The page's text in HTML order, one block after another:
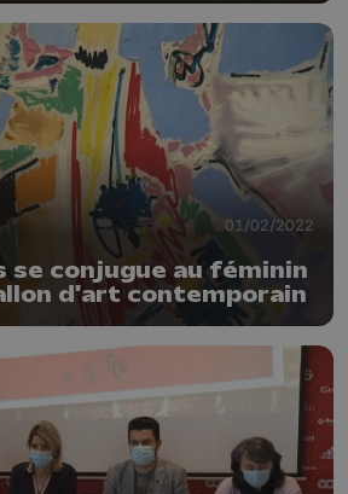
01/02/2022
se conjugue au féminin
d'art contemporain